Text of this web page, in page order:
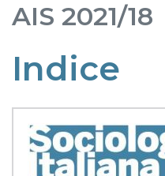
AIS 2021/18
Indice